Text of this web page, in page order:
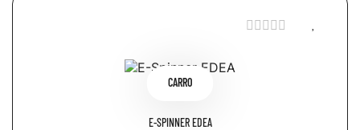
CARRO
E-SPINNER EDEA